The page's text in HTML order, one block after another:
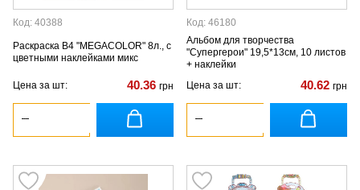
Код: 40388
Раскраска В4 "MEGACOLOR" 8л., с
цветными наклейками микс
Цена за шт: 40.36 грн
Код: 46180
Альбом для творчества
"Супергерои" 19,5*13см, 10 листов
+ наклейки
Цена за шт:
40.62 грн